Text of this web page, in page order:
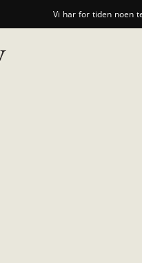
Vi har for tiden noen